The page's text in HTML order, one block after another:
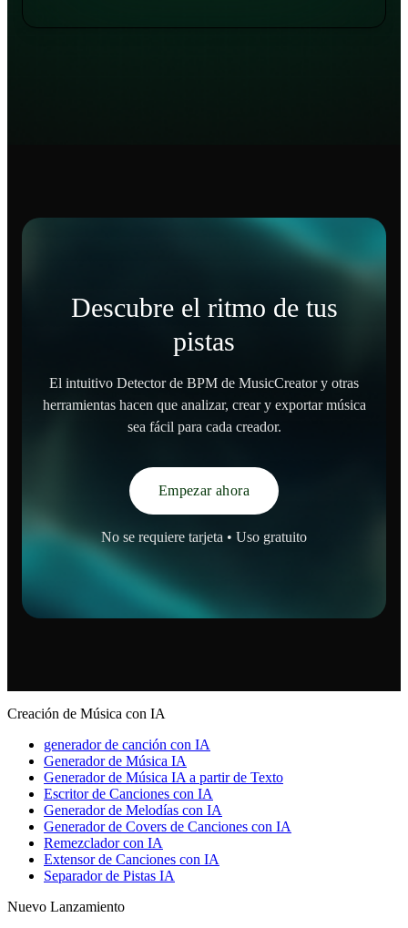
Descubre el ritmo de tus
pistas
El intuitivo Detector de BPM de MusicCreator y otras
herramientas hacen que analizar, crear y exportar música
sea fácil para cada creador.
Empezar ahora
No se requiere tarjeta • Uso gratuito
Creación de Música con IA
generador de canción con IA
Generador de Música IA
Generador de Música IA a partir de Texto
Escritor de Canciones con IA
Generador de Melodías con IA
Generador de Covers de Canciones con IA
Remezclador con IA
Extensor de Canciones con IA
Separador de Pistas IA
Nuevo Lanzamiento